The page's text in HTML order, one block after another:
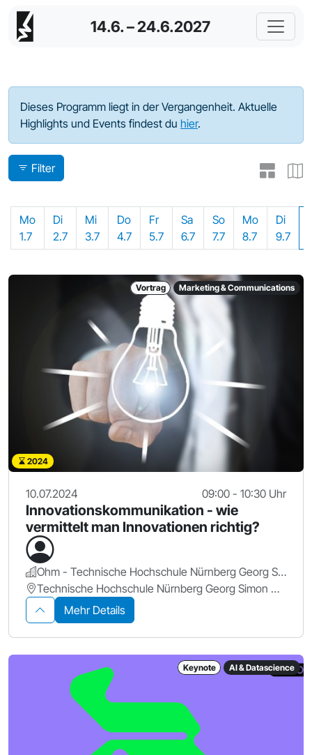
14.6. – 24.6.2027
Programm - 2024
Dieses Programm liegt in der Vergangenheit. Aktuelle
Highlights und Events findest du hier.
Filter
Mo
1.7
Di
2.7
Mi
3.7
Do
4.7
Fr
5.7
Sa
6.7
So
7.7
Mo
8.7
Di
9.7
Vortrag Marketing & Communications
2024
10.07.2024 09:00 - 10:30 Uhr
Innovationskommunikation - wie
vermittelt man Innovationen richtig?
Ohm - Technische Hochschule Nürnberg Georg Simon Ohm
Technische Hochschule Nürnberg Georg Simon Ohm
Mehr Details
Keynote AI & Datascience